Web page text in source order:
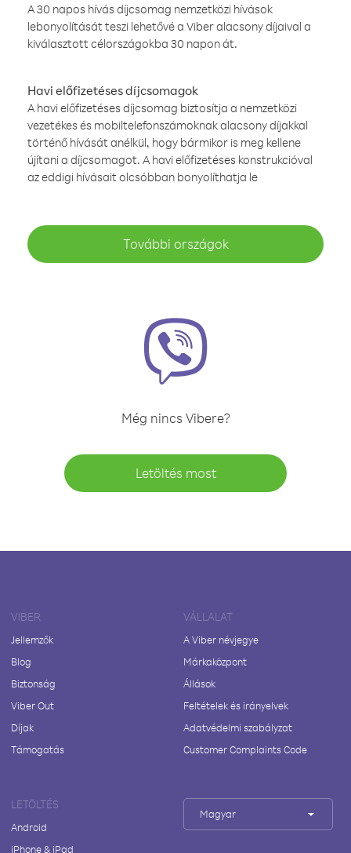
A 30 napos hívás díjcsomag nemzetközi hívások
lebonyolítását teszi lehetővé a Viber alacsony díjaival a
kiválasztott célországokba 30 napon át.
Havi előfizetéses díjcsomagok
A havi előfizetéses díjcsomag biztosítja a nemzetközi
vezetékes és mobiltelefonszámoknak alacsony díjakkal
történő hívását anélkül, hogy bármikor is meg kellene
újítani a díjcsomagot. A havi előfizetéses konstrukcióval
az eddigi hívásait olcsóbban bonyolíthatja le
További országok
Még nincs Vibere?
Letöltés most
VIBER
Jellemzők
Blog
Biztonság
Viber Out
Díjak
Támogatás
VÁLLALAT
A Viber névjegye
Márkaközpont
Állások
Feltételek és irányelvek
Adatvédelmi szabályzat
Customer Complaints Code
LETÖLTÉS
Android
iPhone & iPad
Magyar